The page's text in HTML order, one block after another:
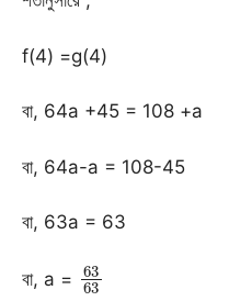
f(4) =g(4)
বা, 64a +45 = 108 +a
বা, 64a-a = 108-45
বা, 63a = 63
বা, a =
63